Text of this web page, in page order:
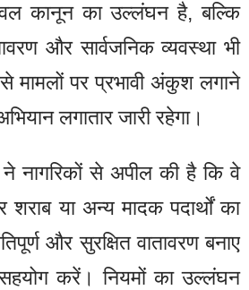
कानून का उल्लंघन है, बल्कि
और सार्वजनिक व्यवस्था भी
मामलों पर प्रभावी अंकुश लगाने
लगातार जारी रहेगा।
ने नागरिकों से अपील की है कि वे
शराब या अन्य मादक पदार्थों का
और सुरक्षित वातावरण बनाए
करें। नियमों का उल्लंघन